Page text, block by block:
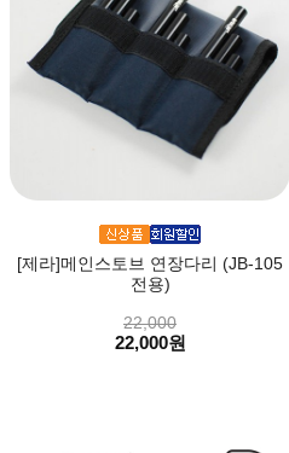
[제라]메인스토브 연장다리 (JB-105
전용)
22,000
22,000원